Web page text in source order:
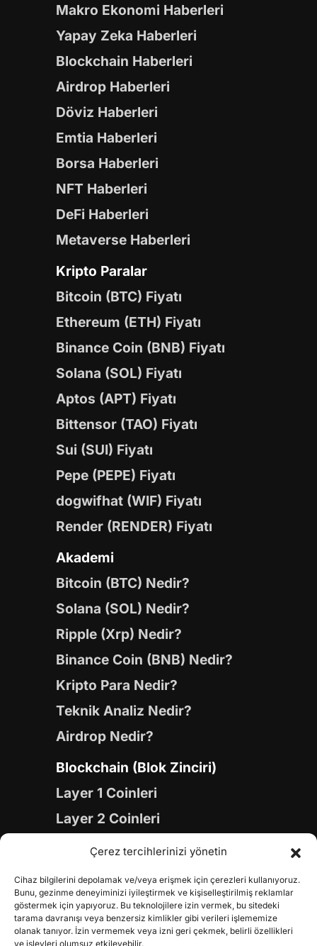
Çerez tercihlerinizi yönetin
Cihaz bilgilerini depolamak ve/veya erişmek için çerezleri kullanıyoruz.
Bunu, gezinme deneyiminizi iyileştirmek ve kişiselleştirilmiş reklamlar
göstermek için yapıyoruz. Bu teknolojilere izin vermek, bu sitedeki
tarama davranışı veya benzersiz kimlikler gibi verileri işlememize
olanak tanıyor. İzin vermemek veya izni geri çekmek, belirli özellikleri
ve işlevleri olumsuz etkileyebilir.
Makro Ekonomi Haberleri
Yapay Zeka Haberleri
Blockchain Haberleri
Airdrop Haberleri
Döviz Haberleri
Emtia Haberleri
Borsa Haberleri
NFT Haberleri
DeFi Haberleri
Metaverse Haberleri
Kripto Paralar
Bitcoin (BTC) Fiyatı
Ethereum (ETH) Fiyatı
Binance Coin (BNB) Fiyatı
Solana (SOL) Fiyatı
Aptos (APT) Fiyatı
Bittensor (TAO) Fiyatı
Sui (SUI) Fiyatı
Pepe (PEPE) Fiyatı
dogwifhat (WIF) Fiyatı
Render (RENDER) Fiyatı
Akademi
Bitcoin (BTC) Nedir?
Solana (SOL) Nedir?
Ripple (Xrp) Nedir?
Binance Coin (BNB) Nedir?
Kripto Para Nedir?
Teknik Analiz Nedir?
Airdrop Nedir?
Blockchain (Blok Zinciri)
Layer 1 Coinleri
Layer 2 Coinleri
Yapay Zeka (AI) Coinleri
Gaming Coinleri
RWA Coinleri